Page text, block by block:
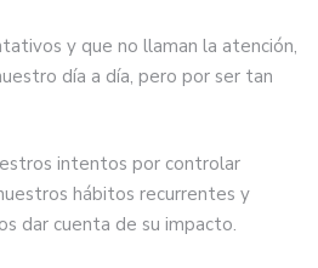
y que no llaman la atención,
día a día, pero por ser tan
intentos por controlar
hábitos recurrentes y
dar cuenta de su impacto.